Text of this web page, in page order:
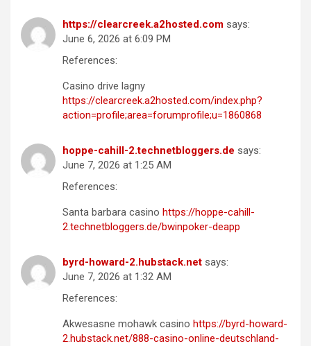
https://clearcreek.a2hosted.com says:
June 6, 2026 at 6:09 PM
References:
Casino drive lagny
https://clearcreek.a2hosted.com/index.php?
action=profile;area=forumprofile;u=1860868
hoppe-cahill-2.technetbloggers.de says:
June 7, 2026 at 1:25 AM
References:
Santa barbara casino https://hoppe-cahill-
2.technetbloggers.de/bwinpoker-deapp
byrd-howard-2.hubstack.net says:
June 7, 2026 at 1:32 AM
References:
Akwesasne mohawk casino https://byrd-howard-
2.hubstack.net/888-casino-online-deutschland-